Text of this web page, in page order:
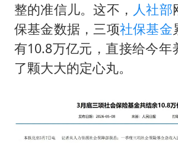
整的准信儿。这不， 人社部
保基金数据，三项社保基金
有10.8万亿元，直接给今年
了颗大大的定心丸。